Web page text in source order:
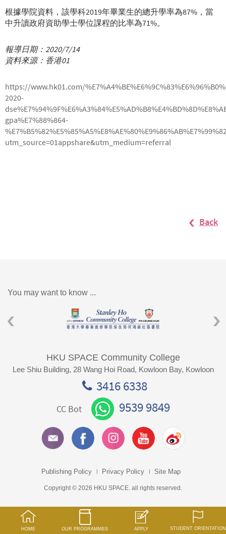
根據學院資料，該學科2019年畢業生的總升學率為87%，當
中升讀政府資助學士學位課程的比率為71%。
報導日期：2020/7/14
資料來源：香港01
https://www.hk01.com/
2020-
gpa%E7%88%864-
utm_source=01appshare&utm_medium=referral
Back
You may want to know ...
HKU SPACE Community College
Lee Shiu Building, 28 Wang Hoi Road, Kowloon Bay, Kowloon
3416 6338
CC Bot 9539 9849
Publishing Policy Privacy Policy Site Map
Copyright © 2026 HKU SPACE. all rights reserved.
HOME OUR PROGRAMMES APPLY STUDENT ORIENTATION